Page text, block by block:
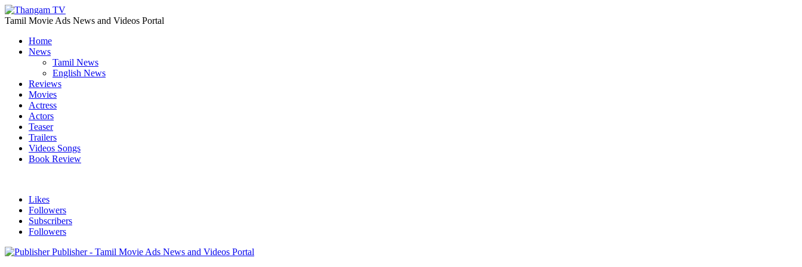
Tamil Movie Ads News and Videos Portal
Home
News
Tamil News
English News
Reviews
Movies
Actress
Actors
Teaser
Trailers
Videos Songs
Book Review
Likes
Followers
Subscribers
Followers
Publisher - Tamil Movie Ads News and Videos Portal